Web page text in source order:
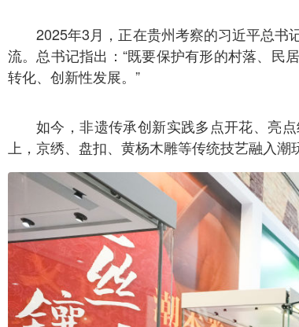
2025年3月，正在贵州考察的习近平总书
流。总书记指出：“既要保护有形的村落、民
转化、创新性发展。”
如今，非遗传承创新实践多点开花、亮
上，京绣、盘扣、黄杨木雕等传统技艺融入潮